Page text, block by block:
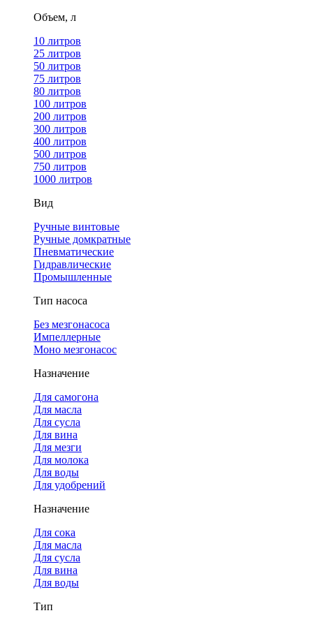
Объем, л
10 литров
25 литров
50 литров
75 литров
80 литров
100 литров
200 литров
300 литров
400 литров
500 литров
750 литров
1000 литров
Вид
Ручные винтовые
Ручные домкратные
Пневматические
Гидравлические
Промышленные
Тип насоса
Без мезгонасоса
Импеллерные
Моно мезгонасос
Назначение
Для самогона
Для масла
Для сусла
Для вина
Для мезги
Для молока
Для воды
Для удобрений
Назначение
Для сока
Для масла
Для сусла
Для вина
Для воды
Тип